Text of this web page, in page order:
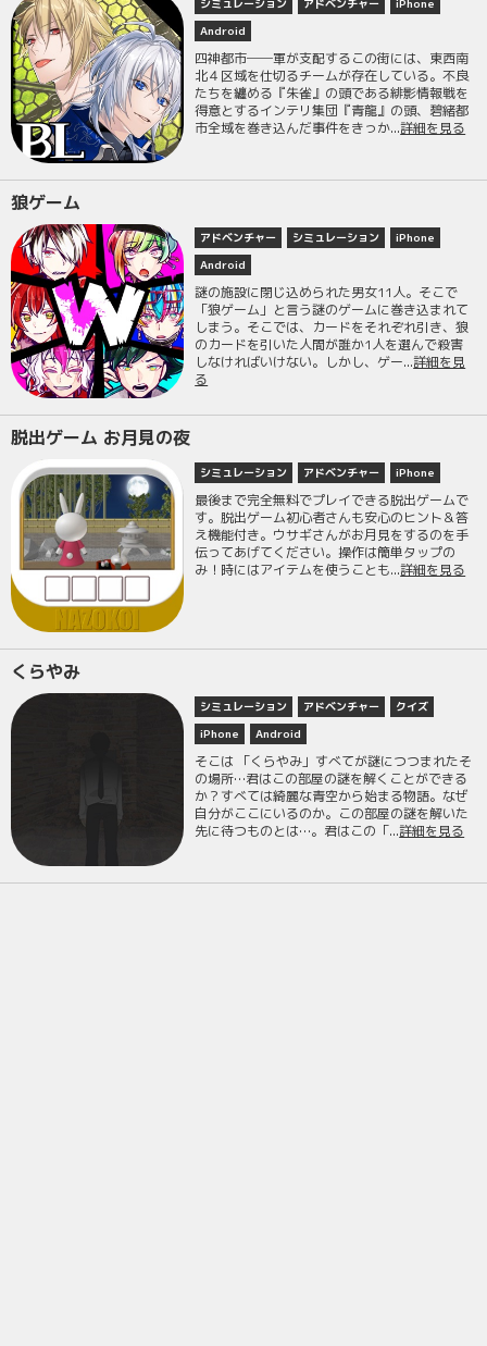
シミュレーション アドベンチャー
iPhone
Android
四神都市──軍が支配するこの街には、東西南
北４区域を仕切るチームが存在している。不良
たちを纏める『朱雀』の頭である緋影情報戦を
得意とするインテリ集団『青龍』の頭、碧緒都
市全域を巻き込んだ事件をきっか...詳細を見る
狼ゲーム
アドベンチャー シミュレーション
iPhone
Android
謎の施設に閉じ込められた男女11人。そこで
「狼ゲーム」と言う謎のゲームに巻き込まれて
しまう。そこでは、カードをそれぞれ引き、狼
のカードを引いた人間が誰か1人を選んで殺害
しなければいけない。しかし、ゲー...詳細を見
る
脱出ゲーム お月見の夜
シミュレーション アドベンチャー iPhone
最後まで完全無料でプレイできる脱出ゲームで
す。脱出ゲーム初心者さんも安心のヒント＆答
え機能付き。ウサギさんがお月見をするのを手
伝ってあげてください。操作は簡単タップの
み！時にはアイテムを使うことも...詳細を見る
くらやみ
シミュレーション アドベンチャー
クイズ
iPhone
Android
そこは 「くらやみ」すべてが謎につつまれたそ
の場所…君はこの部屋の謎を解くことができる
か？すべては綺麗な青空から始まる物語。なぜ
自分がここにいるのか。この部屋の謎を解いた
先に待つものとは…。君はこの「...詳細を見る